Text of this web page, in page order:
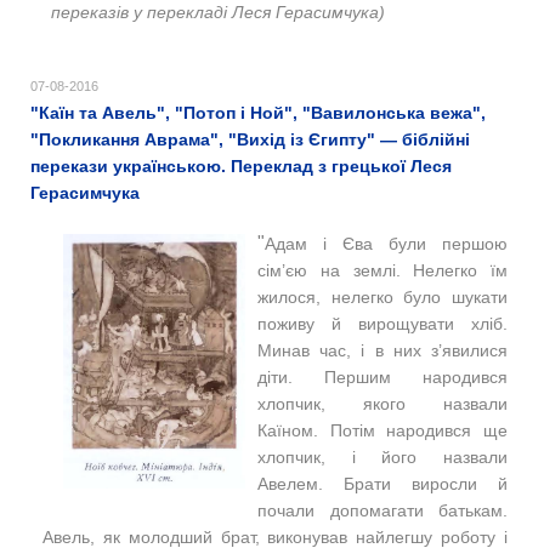
переказів у перекладі Леся Герасимчука)
07-08-2016
"Каїн та Авель", "Потоп і Ной", "Вавилонська вежа",
"Покликання Аврама", "Вихід із Єгипту" — біблійні
перекази українською. Переклад з грецької Леся
Герасимчука
"Адам і Єва були першою
сім’єю на землі. Нелегко їм
жилося, нелегко було шукати
поживу й вирощувати хліб.
Минав час, і в них з’явилися
діти. Першим народився
хлопчик, якого назвали
Каїном. Потім народився ще
хлопчик, і його назвали
Авелем. Брати виросли й
почали допомагати батькам.
Авель, як молодший брат, виконував найлегшу роботу і